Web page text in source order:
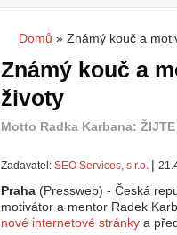
Jste zde
Domů » Známý kouč a
Známý kouč a
životy
Motto Radka Karbana: ŽIJTE
Zadavatel: SEO Services, s.r.o. |
Praha (Pressweb) - Česká
motivátor a mentor Radek
nové internetové stránky a